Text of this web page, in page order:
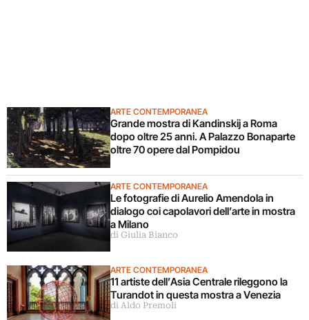
ARTE CONTEMPORANEA
Grande mostra di Kandinskij a Roma
dopo oltre 25 anni. A Palazzo Bonaparte
oltre 70 opere dal Pompidou
ARTE CONTEMPORANEA
Le fotografie di Aurelio Amendola in
dialogo coi capolavori dell’arte in mostra
a Milano
di Giulia Bianco
ARTE CONTEMPORANEA
11 artiste dell’Asia Centrale rileggono la
Turandot in questa mostra a Venezia
di Aldo Premoli